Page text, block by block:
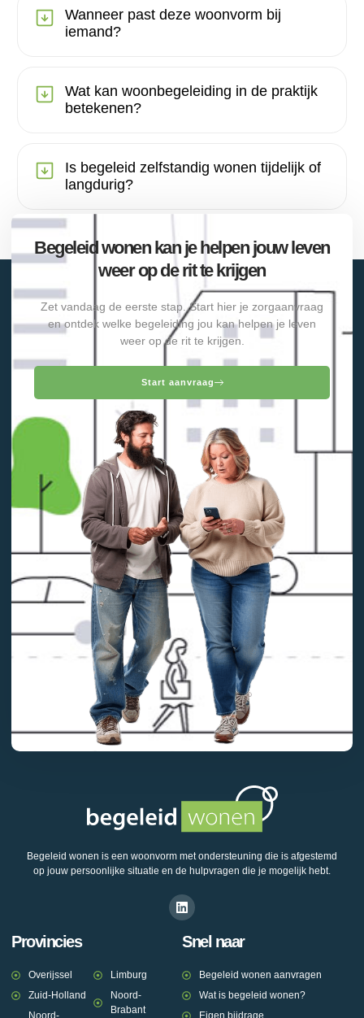
Wanneer past deze woonvorm bij
iemand?
Wat kan woonbegeleiding in de praktijk
betekenen?
Is begeleid zelfstandig wonen tijdelijk of
langdurig?
Begeleid wonen kan je helpen jouw leven
weer op de rit te krijgen
Zet vandaag de eerste stap. Start hier je zorgaanvraag
en ontdek welke begeleiding jou kan helpen je leven
weer op de rit te krijgen.
Start aanvraag
Begeleid wonen is een woonvorm met ondersteuning die is afgestemd
op jouw persoonlijke situatie en de hulpvragen die je mogelijk hebt.
Provincies
Overijssel
Zuid-Holland
Limburg
Noord-
Brabant
Snel naar
Begeleid wonen aanvragen
Wat is begeleid wonen?